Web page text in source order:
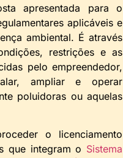
apresentada para o
aplicáveis e
ambiental. É através
restrições e as
pelo empreendedor,
ampliar e operar
poluidoras ou aquelas
o licenciamento
que integram o Sistema